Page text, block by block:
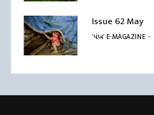
Issue 62 May
'પંખ' E-MAGAZINE